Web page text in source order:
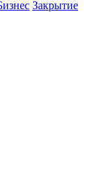
Закрытие